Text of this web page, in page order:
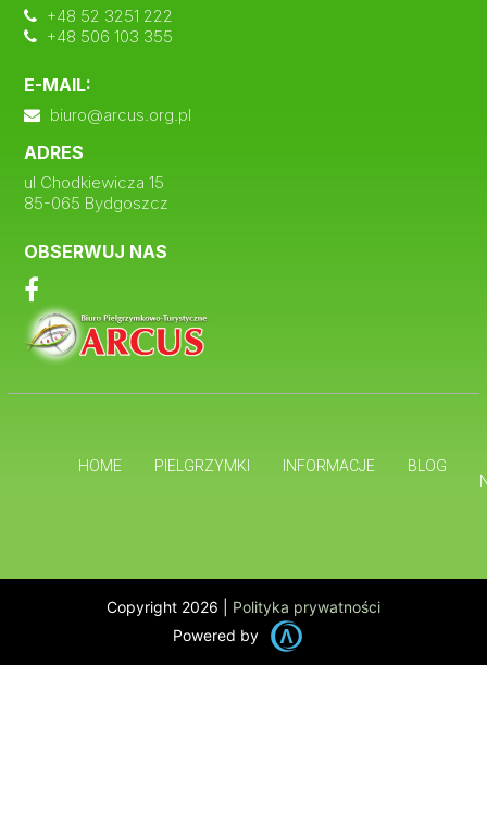
+48 52 3251 222
+48 506 103 355
E-MAIL:
biuro@arcus.org.pl
ADRES
ul Chodkiewicza 15
85-065 Bydgoszcz
OBSERWUJ NAS
HOME PIELGRZYMKI INFORMACJE
BLOG
Copyright 2026 | Polityka prywatności
Powered by